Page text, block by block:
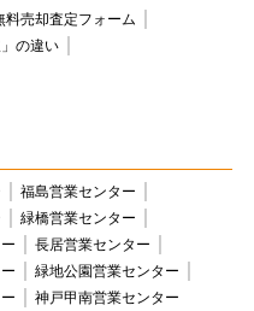
料売却査定フォーム
」の違い
福島営業センター
緑橋営業センター
長居営業センター
緑地公園営業センター
神戸甲南営業センター